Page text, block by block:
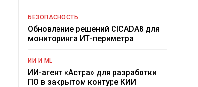
БЕЗОПАСНОСТЬ
Обновление решений CICADA8 для
мониторинга ИТ-периметра
ИИ И ML
ИИ-агент «Астра» для разработки
ПО в закрытом контуре КИИ